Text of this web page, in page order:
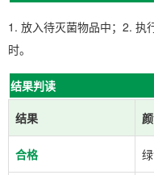
1. 放入待灭菌物品中；2.
时。
结果判读
结果
合格